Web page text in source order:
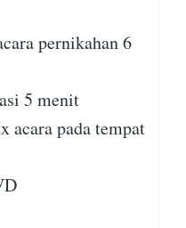
pernikahan 6
5 menit
acara pada tempat